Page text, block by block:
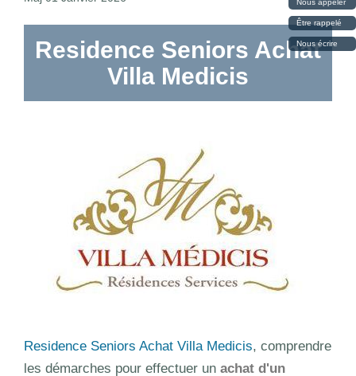
Nous appeler
Être rappelé
Nous écrire
Residence Seniors Achat
Villa Medicis
Residence Seniors Achat Villa Medicis, comprendre
les démarches pour effectuer un achat d'un